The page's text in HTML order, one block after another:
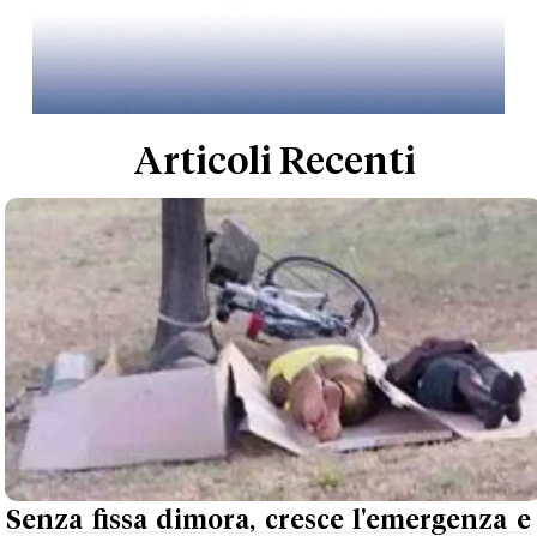
Articoli Recenti
Senza fissa dimora, cresce l'emergenza e